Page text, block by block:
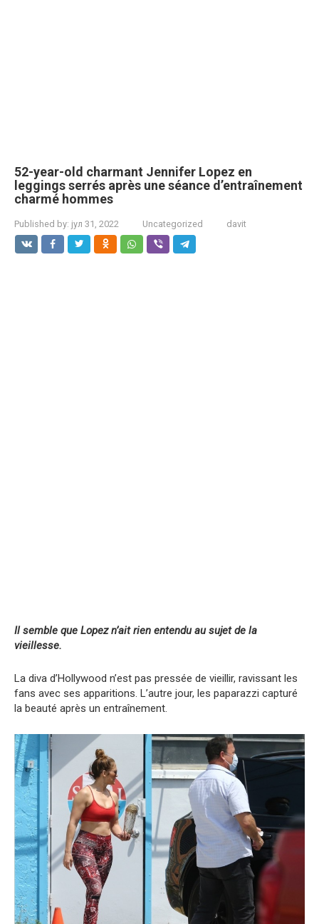
52-year-old charmant Jennifer Lopez en
leggings serrés après une séance d’entraînement
charmé hommes
Published by: јул 31, 2022 Uncategorized davit
Il semble que Lopez n’ait rien entendu au sujet de la
vieillesse.
La diva d’Hollywood n’est pas pressée de vieillir, ravissant les
fans avec ses apparitions. L’autre jour, les paparazzi capturé
la beauté après un entraînement.